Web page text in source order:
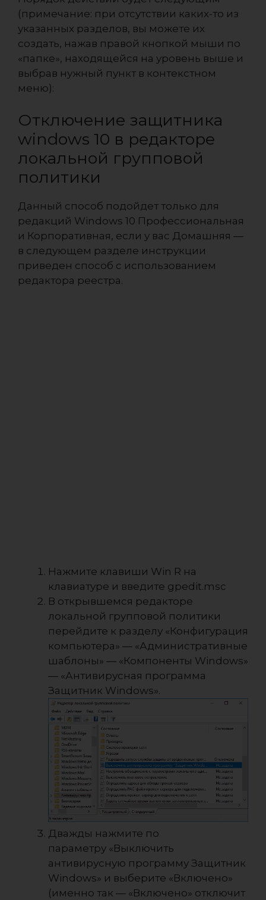
(примечание: при отсутствии каких-то из
указанных разделов, вы можете их
создать, нажав правой кнопкой мыши по
«папке», находящейся на уровень выше и
выбрав нужный пункт в контекстном
меню):
Отключение защитника
windows 10 в редакторе
локальной групповой
политики
Данный способ подойдет только для
редакций Windows 10 Профессиональная
и Корпоративная, если у вас Домашняя —
в следующем разделе инструкции
приведен способ с использованием
редактора реестра.
Нажмите клавиши Win R на
клавиатуре и введите gpedit.msc
В открывшемся редакторе
локальной групповой политики
перейдите к разделу «Конфигурация
компьютера» — «Административные
шаблоны» — «Компоненты Windows»
— «Антивирусная программа
Защитник Windows».
Дважды нажмите по
параметру «Выключить
антивирусную программу Защитник
Windows» и выберите «Включено»
(именно так — «Включено» отключит